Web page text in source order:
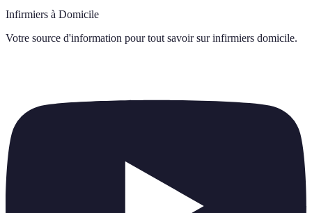
Infirmiers à Domicile
Votre source d'information pour tout savoir sur infirmiers domicile.